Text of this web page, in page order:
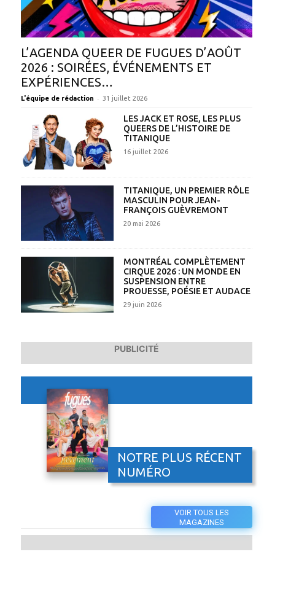
L’AGENDA QUEER DE FUGUES D’AOÛT
2026 : SOIRÉES, ÉVÉNEMENTS ET
EXPÉRIENCES…
L'équipe de rédaction - 31 juillet 2026
LES JACK ET ROSE, LES PLUS
QUEERS DE L’HISTOIRE DE
TITANIQUE
16 juillet 2026
TITANIQUE, UN PREMIER RÔLE
MASCULIN POUR JEAN-
FRANÇOIS GUÈVREMONT
20 mai 2026
MONTRÉAL COMPLÈTEMENT
CIRQUE 2026 : UN MONDE EN
SUSPENSION ENTRE
PROUESSE, POÉSIE ET AUDACE
29 juin 2026
PUBLICITÉ
NOTRE PLUS RÉCENT
NUMÉRO
VOIR TOUS LES
MAGAZINES